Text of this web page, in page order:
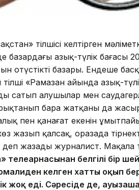
тілшісі келтірген
базардағы азық-түлік бағасы
оңтүстіктің базары. Ендеше
«Рамазан айында азық-
сатып алушылар мен
бара жатқаны да
пен қанағат екенiн
жазып қалсақ, оразада
жазады журналист. Мақала
телеарнасынан белгiлi бiр
келген хатты оқып
жоқ едi. Сәресiде де,